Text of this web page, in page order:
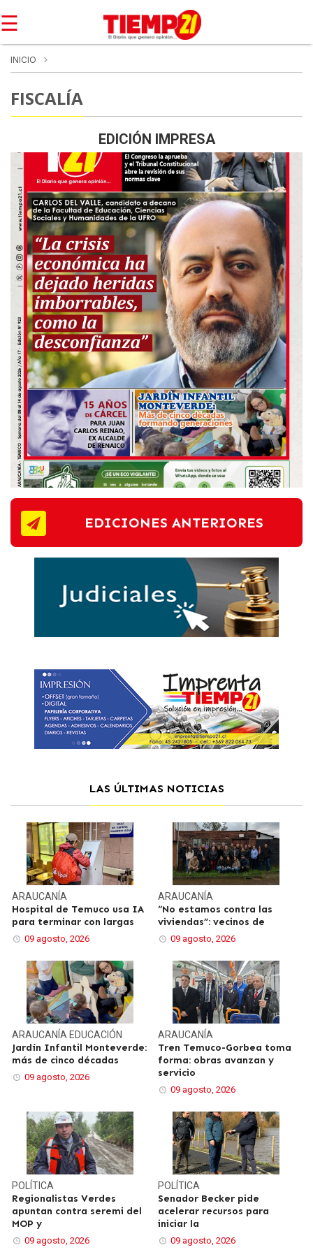
☰
INICIO
FISCALÍA
EDICIÓN IMPRESA
EDICIONES ANTERIORES
LAS ÚLTIMAS NOTICIAS
ARAUCANÍA
Hospital de Temuco usa IA
para terminar con largas
09 agosto, 2026
ARAUCANÍA
“No estamos contra las
viviendas”: vecinos de
09 agosto, 2026
ARAUCANÍA EDUCACIÓN
Jardín Infantil Monteverde:
más de cinco décadas
09 agosto, 2026
ARAUCANÍA
Tren Temuco-Gorbea toma
forma: obras avanzan y
servicio
09 agosto, 2026
POLÍTICA
Regionalistas Verdes
apuntan contra seremi del
MOP y
09 agosto, 2026
POLÍTICA
Senador Becker pide
acelerar recursos para
iniciar la
09 agosto, 2026